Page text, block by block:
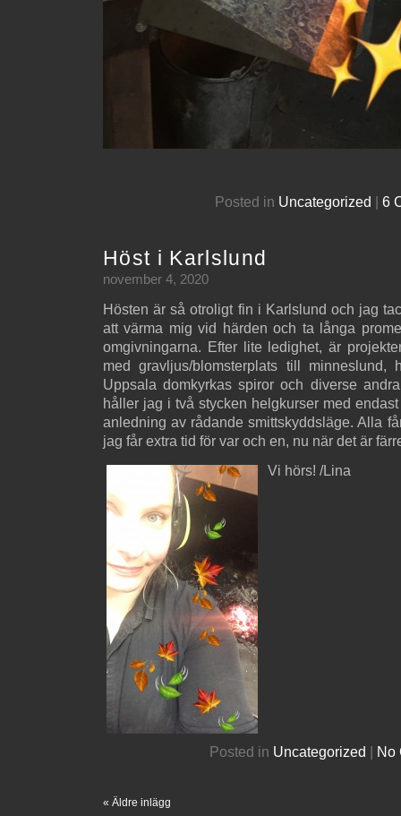
Posted in Uncategorized | 6
Höst i Karlslund
november 4, 2020
Hösten är så otroligt fin i Karlslund och jag
att värma mig vid härden och ta långa
omgivningarna. Efter lite ledighet, är
med gravljus/blomsterplats till
Uppsala domkyrkas spiror och diverse
håller jag i två stycken helgkurser med
anledning av rådande smittskyddsläge. Alla
jag får extra tid för var och en, nu när det är
Vi hörs! /Lina
Posted in Uncategorized | No
« Äldre inlägg